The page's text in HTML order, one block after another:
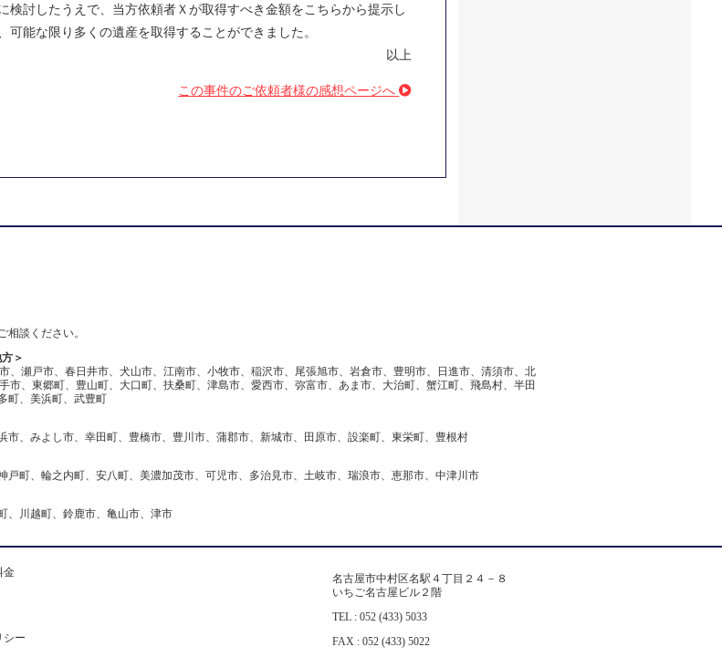
検討したうえで、当方依頼者Ｘが取得すべき金額をこちらから提示し
可能な限り多くの遺産を取得することができました。
以上
この事件のご依頼者様の感想ページへ
談ください。
＞
、瀬戸市、春日井市、犬山市、江南市、小牧市、稲沢市、尾張旭市、岩倉市、豊明市、日進市、清須市、北
市、東郷町、豊山町、大口町、扶桑町、津島市、愛西市、弥富市、あま市、大治町、蟹江町、飛島村、半田
町、美浜町、武豊町
、みよし市、幸田町、豊橋市、豊川市、蒲郡市、新城市、田原市、設楽町、東栄町、豊根村
町、輪之内町、安八町、美濃加茂市、可児市、多治見市、土岐市、瑞浪市、恵那市、中津川市
、川越町、鈴鹿市、亀山市、津市
金
シー
名古屋市中村区名駅４丁目２４－８
いちご名古屋ビル２階
TEL : 052 (433) 5033
FAX : 052 (433) 5022